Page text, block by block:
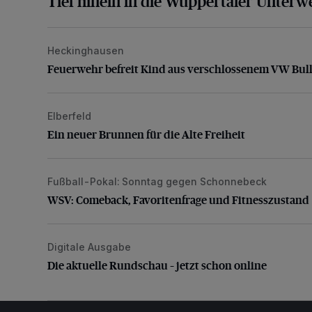
Feuerwehr befreit Kind aus verschlossenem VW Bulli
Heckinghausen
Feuerwehr befreit Kind aus verschlossenem VW
Ein neuer Brunnen für die Alte Freiheit
Elberfeld
Ein neuer Brunnen für die Alte Freiheit
WSV: Comeback, Favoritenfrage und Fitnesszustand
Fußball-Pokal: Sonntag gegen Schonnebeck
WSV: Comeback, Favoritenfrage und Fitnesszustand
Die aktuelle Rundschau – jetzt schon online
Digitale Ausgabe
Die aktuelle Rundschau – jetzt schon online